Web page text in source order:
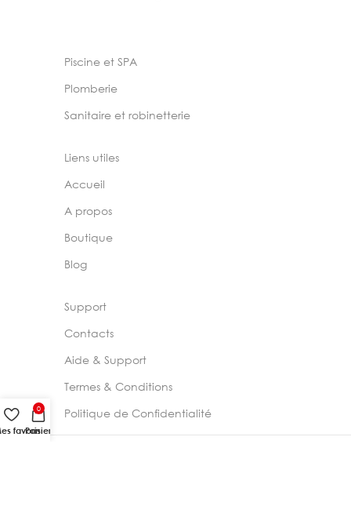
Piscine et SPA
Plomberie
Sanitaire et robinetterie
Liens utiles
Accueil
A propos
Boutique
Blog
Support
Contacts
Aide & Support
Termes & Conditions
Politique de Confidentialité
favoris
0
Panier